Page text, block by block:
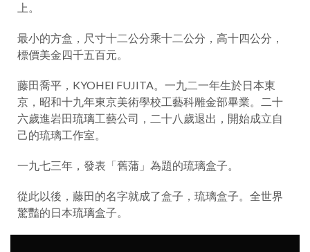
上。
最小的方盒，尺寸十二公分乘十二公分，高十四公分，
標價美金四千五百元。
藤田喬平，KYOHEI FUJITA。一九二一年生於日本東
京，昭和十九年東京美術學校工藝科雕金部畢業。二十
六歲進岩田琉璃工藝公司，二十八歲退出，開始成立自
己的琉璃工作室。
一九七三年，發表「舊蒲」為題的琉璃盒子。
從此以後，藤田的名字就成了盒子，琉璃盒子。全世界
驚豔的日本琉璃盒子。